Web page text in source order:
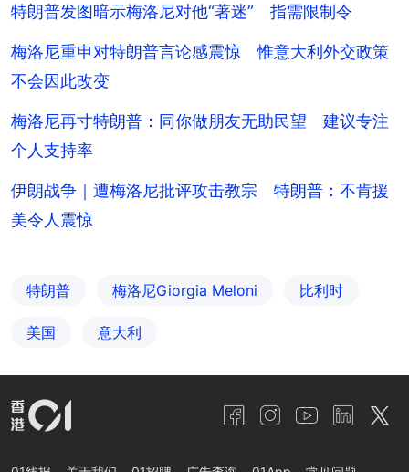
特朗普发图暗示梅洛尼对他“著迷” 指需限制令
梅洛尼重申对特朗普言论感震惊 惟意大利外交政策
不会因此改变
梅洛尼再寸特朗普：同你做朋友无助民望 建议专注
个人支持率
伊朗战争｜遭梅洛尼批评攻击教宗 特朗普：不肯援
美令人震惊
特朗普 梅洛尼Giorgia Meloni 比利时
美国 意大利